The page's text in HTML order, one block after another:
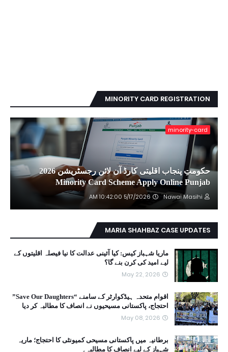
MINORITY CARD REGISTRATION
minority-card
حکومتِ پنجاب اقلیتی کارڈ آن لائن رجسٹریشن 2026
Minority Card Scheme Apply Online Punjab
Nawai Masihi
5/17/2026 10:42:00 AM
MARIA SHAHBAZ CASE UPDATES
ماریا شہباز کیس: کیا آئینی عدالت کا نیا فیصلہ اقلیتوں کے
لیے امید کی کرن بنے گا؟
May 22, 2026
اقوام متحدہ ہیڈکوارٹر کے سامنے “Save Our Daughters”
احتجاج، پاکستانی مسیحیوں نے انصاف کا مطالبہ کر دیا
May 08, 2026
برطانیہ میں پاکستانی مسیحی کمیونٹی کا احتجاج؛ ماریہ
شہباز کے لیے انصاف کا مطالبہ۔